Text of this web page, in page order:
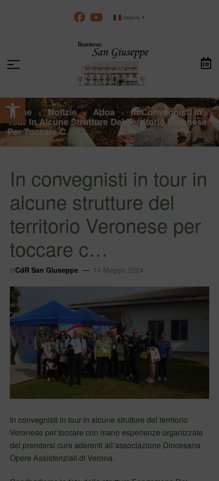
Apri la barra degli strumenti
Italiano ▼
Home > Notizie > Adoa > In Convegnisti In
Tour In Alcune Strutture Del Territorio Veronese
Per Toccare C…
In convegnisti in tour in
alcune strutture del
territorio Veronese per
toccare c…
diCdR San Giuseppe 14 Maggio 2024
In convegnisti in tour in alcune strutture del territorio
Veronese per toccare con mano esperienze organizzate
del prendersi cura aderenti all’associazione Diocesana
Opere Assistenziali di Verona.